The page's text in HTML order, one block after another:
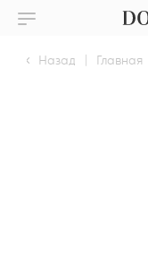
Назад | Главная